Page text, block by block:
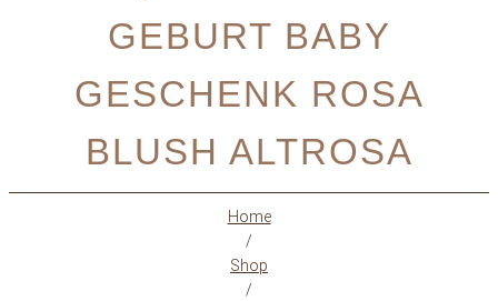
GEBURT BABY
GESCHENK ROSA
BLUSH ALTROSA
Home
/
Shop
/